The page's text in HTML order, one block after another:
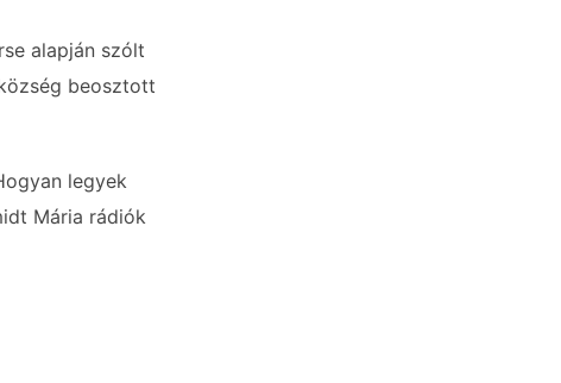
alapján szólt
beosztott
legyek
Mária rádiók